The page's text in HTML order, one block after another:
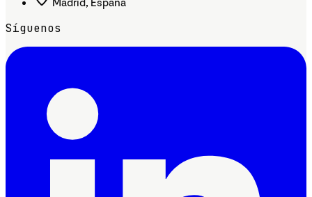
Madrid, España
Síguenos